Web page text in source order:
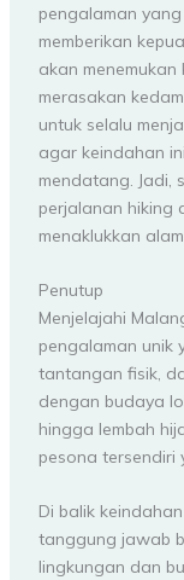
pengalaman
memberikan
akan
merasakan
untuk selalu
agar keindahan
mendatang. Jadi,
perjalanan hiking
menaklukkan
Penutup
Menjelajahi
pengalaman unik
tantangan fisik,
dengan budaya
hingga lembah
pesona tersendiri
Di balik
tanggung jawab
lingkungan dan